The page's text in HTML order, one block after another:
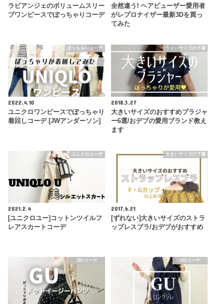
ラビアンジェのボリュームスリー
ブワンピースでぽっちゃりコーデ
全然違う! ヘアビューザー愛用者
がレプロナイザー最新3Dを買っ
てみた
ぽっちゃりコーデ
2022.4.10
ユニクロワンピースでぽっちゃり
着回しコーデ [JWアンダーソン]
大きいサイズの下着
2018.3.27
大きいサイズのおすすめブラジャ
ー6選/おデブの愛用ブランド教え
ます
ユニクロコーデ
2021.2.4
[ユニクロユー]コットンツイルフ
レアスカートコーデ
大きいサイズの下着
2017.6.21
[ずれない]大きいサイズのストラ
ップレスブラ/おデブがおすすめ
GUコーデ GUコーデ